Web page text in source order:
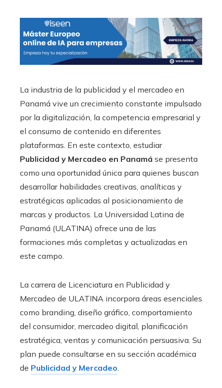
La industria de la publicidad y el mercadeo en
Panamá vive un crecimiento constante impulsado
por la digitalización, la competencia empresarial y
el consumo de contenido en diferentes
plataformas. En este contexto, estudiar
Publicidad y Mercadeo en Panamá se presenta
como una oportunidad única para quienes buscan
desarrollar habilidades creativas, analíticas y
estratégicas aplicadas al posicionamiento de
marcas y productos. La Universidad Latina de
Panamá (ULATINA) ofrece una de las
formaciones más completas y actualizadas en
este campo.
La carrera de Licenciatura en Publicidad y
Mercadeo de ULATINA incorpora áreas esenciales
como branding, diseño gráfico, comportamiento
del consumidor, mercadeo digital, planificación
estratégica, ventas y comunicación persuasiva. Su
plan puede consultarse en su sección académica
de Publicidad y Mercadeo